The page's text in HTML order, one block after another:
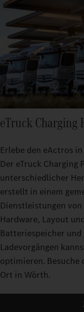
eTruck Charging
Erlebe den eActros
Der eTruck Charging
unterschiedlicher
erstellt in einem
Dienstleistungen
Hardware, Layout
Batteriespeicher
Ladevorgängen
optimieren. Besuche
Ort in Wörth.